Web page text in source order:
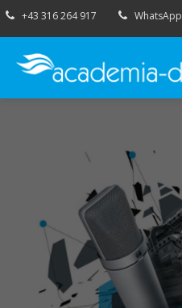
+43 316 264 917 WhatsApp